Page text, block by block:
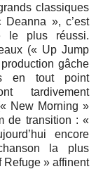
classiques
», c’est
le plus réussi.
(« Up Jump
gâche
en tout point
tardivement
New Morning »
de transition : «
encore
la plus
Refuge » affinent